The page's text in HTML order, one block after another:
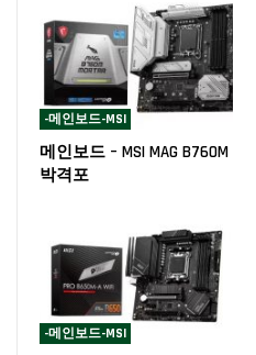
-메인보드-MSI
메인보드 – MSI MAG B760M
박격포
-메인보드-MSI